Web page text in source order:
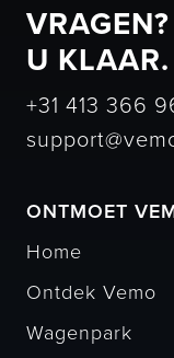
U KLAAR.
+31 413 366
ONTMOET
Home
Ontdek Vemo
Wagenpark